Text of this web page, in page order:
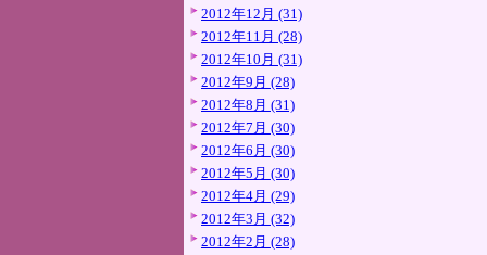
2012年12月 (31)
2012年11月 (28)
2012年10月 (31)
2012年9月 (28)
2012年8月 (31)
2012年7月 (30)
2012年6月 (30)
2012年5月 (30)
2012年4月 (29)
2012年3月 (32)
2012年2月 (28)